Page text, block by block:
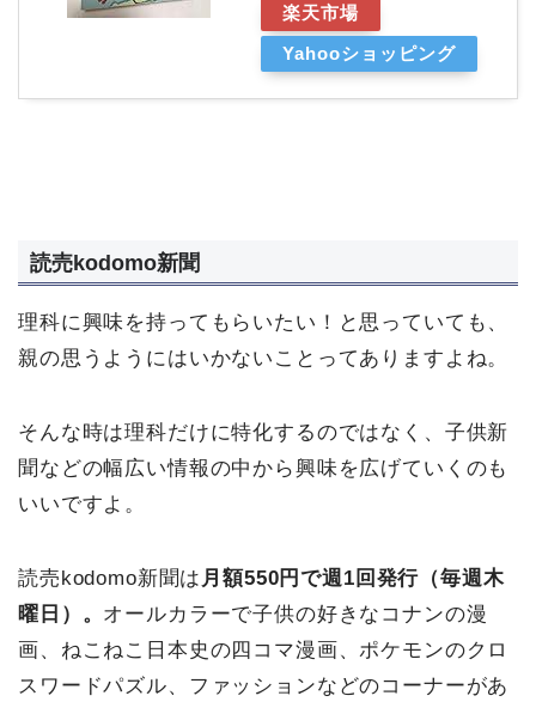
楽天市場
Yahooショッピング
読売kodomo新聞
理科に興味を持ってもらいたい！と思っていても、
親の思うようにはいかないことってありますよね。
そんな時は理科だけに特化するのではなく、子供新
聞などの幅広い情報の中から興味を広げていくのも
いいですよ。
読売kodomo新聞は 月額550円で週1回発行（毎週木
曜日）。 オールカラーで子供の好きなコナンの漫
画、ねこねこ日本史の四コマ漫画、ポケモンのクロ
スワードパズル、ファッションなどのコーナーがあ